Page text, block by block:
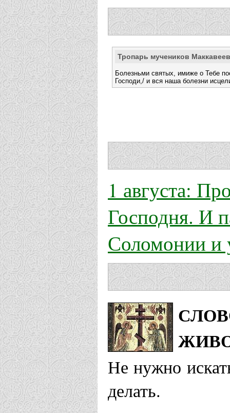
Тропарь мучеников Маккавеев
Болезньми святых, имиже о Тебе
Господи,/ и вся наша болезни
1 августа:
Господня. И
Соломонии и
Не нужно
делать.